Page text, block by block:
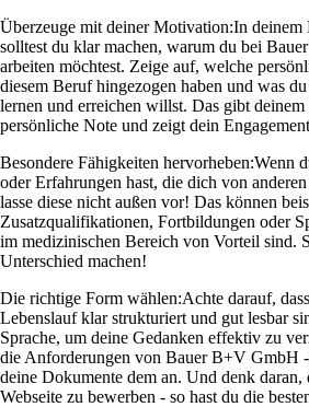
Überzeuge mit deiner Motivation:In deinem
solltest du klar machen, warum du bei
arbeiten möchtest. Zeige auf, welche
diesem Beruf hingezogen haben und was
lernen und erreichen willst. Das gibt deinem
persönliche Note und zeigt dein
Besondere Fähigkeiten hervorheben:Wenn
oder Erfahrungen hast, die dich von
lasse diese nicht außen vor! Das können
Zusatzqualifikationen, Fortbildungen oder
im medizinischen Bereich von Vorteil sind.
Unterschied machen!
Die richtige Form wählen:Achte darauf,
Lebenslauf klar strukturiert und gut lesbar
Sprache, um deine Gedanken effektiv zu
die Anforderungen von Bauer B+V GmbH
deine Dokumente dem an. Und denk daran,
Webseite zu bewerben - so hast du die